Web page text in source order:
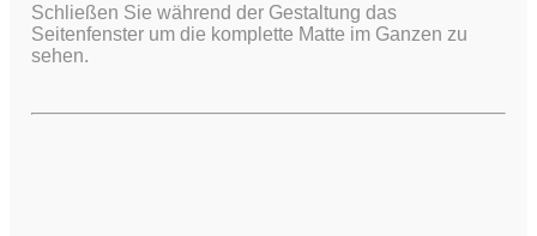
Schließen Sie während der Gestaltung das
Seitenfenster um die komplette Matte im Ganzen zu
sehen.